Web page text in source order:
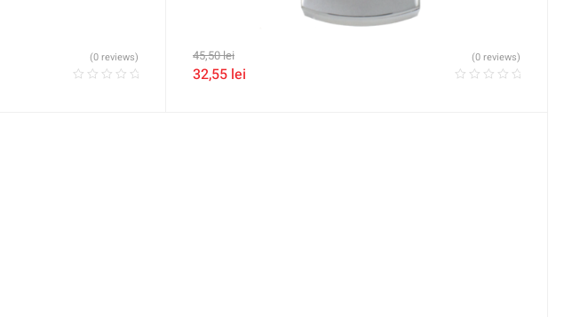
(0 reviews) 45,50lei
32,55 lei
(0 reviews)